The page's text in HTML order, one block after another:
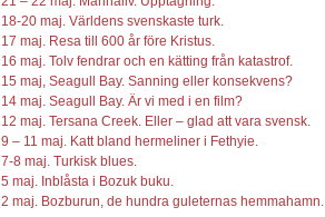
18-20 maj. Världens svenskaste turk.
17 maj. Resa till 600 år före Kristus.
16 maj. Tolv fendrar och en kätting från katastrof.
15 maj, Seagull Bay. Sanning eller konsekvens?
14 maj. Seagull Bay. Är vi med i en film?
12 maj. Tersana Creek. Eller – glad att vara svensk.
9 – 11 maj. Katt bland hermeliner i Fethyie.
7-8 maj. Turkisk blues.
5 maj. Inblåsta i Bozuk buku.
2 maj. Bozburun, de hundra guleternas hemmahamn.